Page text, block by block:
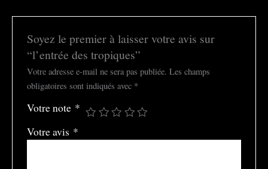
Soyez le premier à laisser votre avis sur
“l’entrée des tropiques”
Votre adresse e-mail ne sera pas publiée. Les champs
obligatoires sont indiqués avec *
Votre note *
Votre avis *